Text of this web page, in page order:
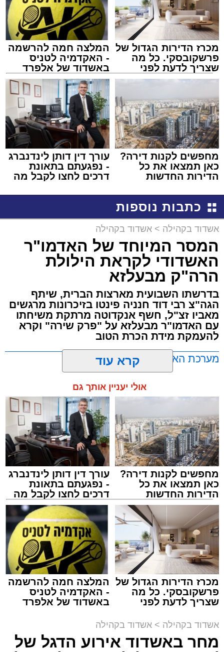
מכרז הדירות הגדול של
פרשקובסקי. כל מה
שצריך לדעת לפני
שמגישים הצעה לדירה
המלצה חמה להרשמה
- האקדמיה לטניס
באשדוד של אלפרד
קריאולנסקי - לילדים
מחפשים לקנות דירה?
כאן תמצאו את כל
הדירות החדשות
עורך דין דותן לינדנברג
- נפגעתם בתאונת
דרכים לחצו לקבל מה
כתבות נוספות
אשדוד בקהילה > אשדוד בקהילה
המסר המיוחד של האדמו"ר
האשדודי לקראת הילולת
הרה"ק מבעלזא
בדרשתו השבועית מארצות הברית, שיתף
הגה"צ רבי דוד חנניה פינטו בזיכרונות מרגשים
מאביו זצ"ל, חשף אנקדוטה מרתקת משיחתו
עם האדמו"ר מבעלזא על "פרק שירה" וקרא
להעמקת מידת הכרת הטוב
מערכת האתר / 00:23 06.08.26
תגים:אשדוד, בעלזא, הילולא
קרא עוד
אולי יעניין אותך גם
מחפשים לקנות דירה?
כאן תמצאו את כל
הדירות החדשות
למכירה באשדוד >>>
עורך דין דותן לינדנברג
- נפגעתם בתאונת
דרכים לחצו לקבל מה
שמגיע לכם
מכרז הדירות הגדול של
פרשקובסקי. כל מה
שצריך לדעת לפני
באשדוד
המלצה חמה להרשמה
- האקדמיה לטניס
באשדוד של אלפרד
אשדוד בקהילה > אשדוד בקהילה
מחר באשדוד אירוע הדגל של